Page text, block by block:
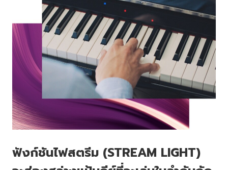
ฟังก์ชันไฟสตรีม (STREAM LIGHT)